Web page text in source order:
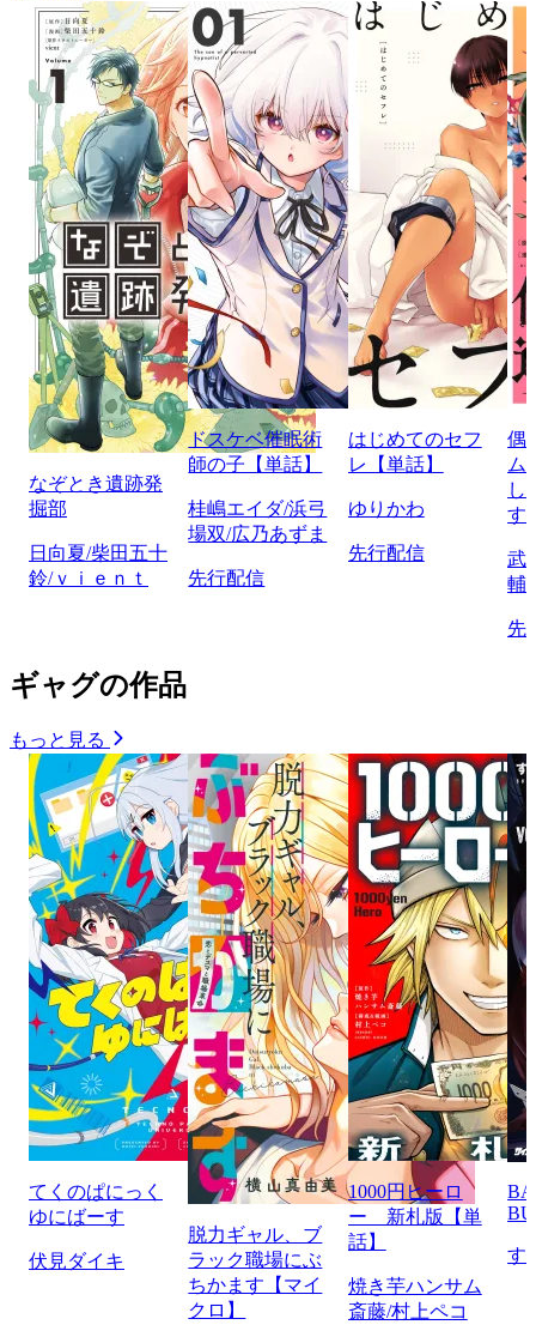
なぞとき遺跡発
掘部
日向夏/柴田五十
鈴/ｖｉｅｎｔ
ドスケベ催眠術
師の子【単話】
桂嶋エイダ/浜弓
場双/広乃あずま
先行配信
はじめてのセフ
レ【単話】
ゆりかわ
先行配信
偶
ム
し
す
武
輔
先
ギャグの作品
もっと見る
てくのぱにっく
ゆにばーす
伏見ダイキ
脱力ギャル、ブ
ラック職場にぶ
ちかます【マイ
クロ】
1000円ヒーロ
ー 新札版【単
話】
焼き芋ハンサム
斎藤/村上ペコ
す